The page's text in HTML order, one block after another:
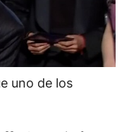
uno de los